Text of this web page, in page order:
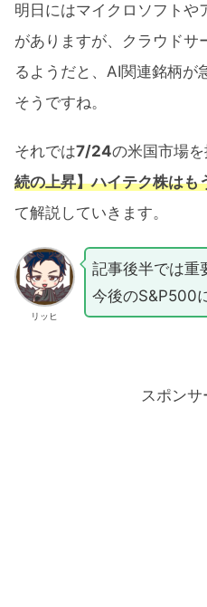
明日にはマイクロソフトや
がありますが、クラウドサ
るようだと、AI関連銘柄が
そうですね。
それでは7/24の米国市場を
続の上昇】ハイテク株はも
て解説していきます。
リッヒ
記事後半では重
今後のS&P500
スポンサ